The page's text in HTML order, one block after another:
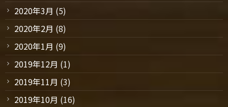
2020年3月 (5)
2020年2月 (8)
2020年1月 (9)
2019年12月 (1)
2019年11月 (3)
2019年10月 (16)